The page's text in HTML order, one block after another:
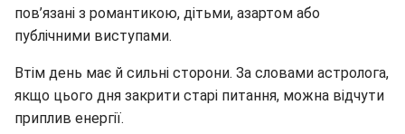
пов’язані з романтикою, дітьми, азартом або
публічними виступами.
Втім день має й сильні сторони. За словами астролога,
якщо цього дня закрити старі питання, можна відчути
приплив енергії.